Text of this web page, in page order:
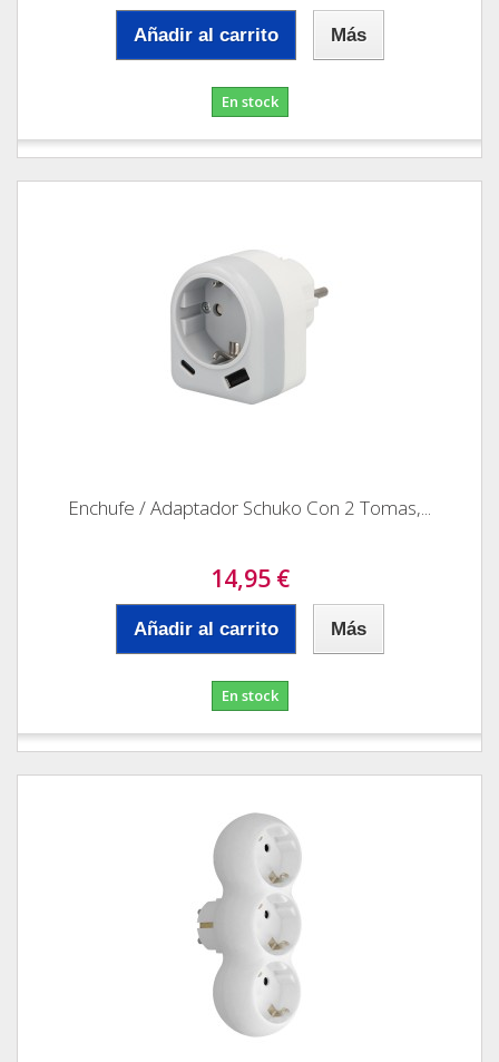
Añadir al carrito Más
En stock
Enchufe / Adaptador Schuko Con 2 Tomas,...
14,95 €
Añadir al carrito Más
En stock